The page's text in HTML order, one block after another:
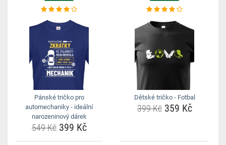
Pánské tričko pro
automechaniky - ideální
narozeninový dárek
549 Kč399 Kč
Dětské tričko - Fotbal
399 Kč359 Kč